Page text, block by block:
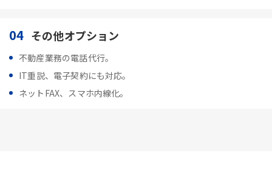
04 その他オプション
不動産業務の電話代行。
IT重説、電子契約にも対応。
ネットFAX、スマホ内線化。